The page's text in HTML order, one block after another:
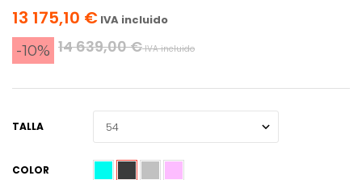
13 175,10 € IVA incluido
-10% 14 639,00 €IVA incluido
TALLA
COLOR